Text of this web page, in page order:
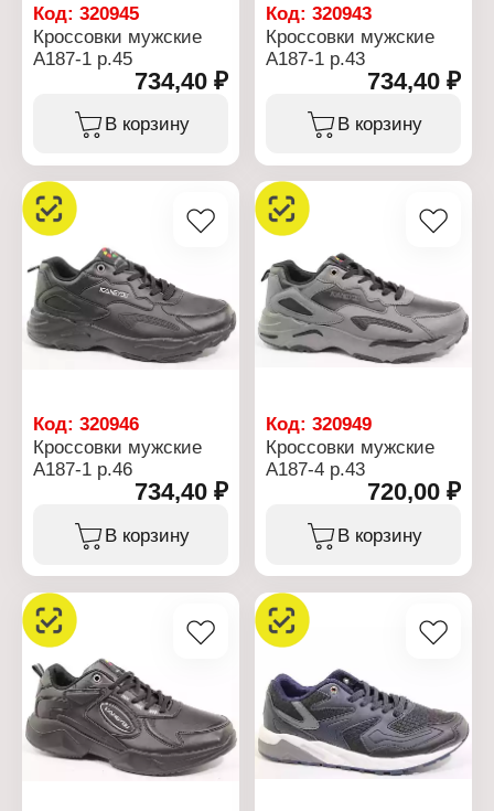
Код: 320945
Кроссовки мужские
А187-1 р.45
734,40 ₽
В корзину
Код:320943
Кроссовки мужские
А187-1 р.43
734,40 ₽
В корзину
Код: 320946
Кроссовки мужские
А187-1 р.46
734,40 ₽
В корзину
Код:320949
Кроссовки мужские
А187-4 р.43
720,00 ₽
В корзину